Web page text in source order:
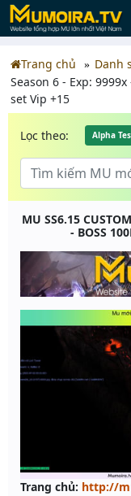
Trang chủ Danh
Season 6 - Exp:
set Vip +15
Lọc theo: Alpha
MU SS6.15
- BOSS
Trang chủ: http://